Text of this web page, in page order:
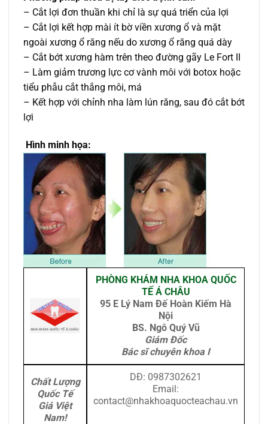
– Cắt lợi đơn thuần khi chỉ là sự quá triển của lợi
– Cắt lợi kết hợp mài ít bờ viền xương ổ và mặt
ngoài xương ổ răng nếu do xương ổ răng quá dày
– Cắt bớt xương hàm trên theo đường gãy Le Fort II
– Làm giảm trương lực cơ vành môi với botox hoặc
tiểu phẫu cắt thắng môi, má
– Kết hợp với chỉnh nha làm lún răng, sau đó cắt bớt
lợi
Hình minh họa:
PHÒNG KHÁM NHA KHOA QUỐC
TẾ Á CHÂU
95 E Lý Nam Đế Hoàn Kiếm Hà
Nội
BS. Ngô Quý Vũ
Giám Đốc
Bác sĩ chuyên khoa I
Chất Lượng
Quốc Tế
Giá Việt
Nam!
DĐ: 0987302621
Email:
contact@nhakhoaquocteachau.vn